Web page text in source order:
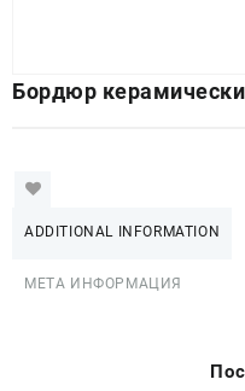
Бордюр
ADDITIONAL INFORMATION
МЕТА ИНФОРМАЦИЯ